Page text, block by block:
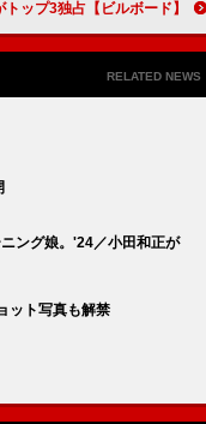
【ビルボード】Mrs. GREEN APPLE「ライラック」ストリーミング首位、またもミセスがトップ3独占
RELATED NEWS
ング娘。'24／小田和正が
ット写真も解禁